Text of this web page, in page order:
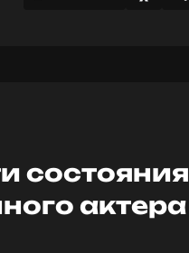
состояния
актера